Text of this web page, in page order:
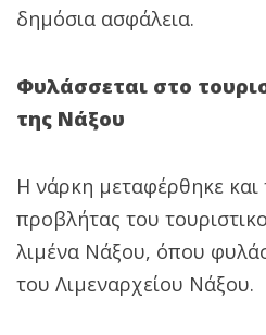
δημόσια ασφάλεια.
Φυλάσσεται στο
της Νάξου
Η νάρκη μεταφέρθηκε και
προβλήτας του
λιμένα Νάξου, όπου
του Λιμεναρχείου Νάξου.